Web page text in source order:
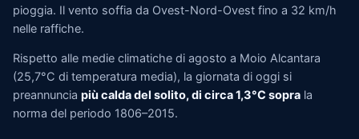
pioggia. Il vento soffia da Ovest-Nord-Ovest fino a 32 km/h
nelle raffiche.
Rispetto alle medie climatiche di agosto a Moio Alcantara
(25,7°C di temperatura media), la giornata di oggi si
preannuncia più calda del solito, di circa 1,3°C sopra la
norma del periodo 1806–2015.